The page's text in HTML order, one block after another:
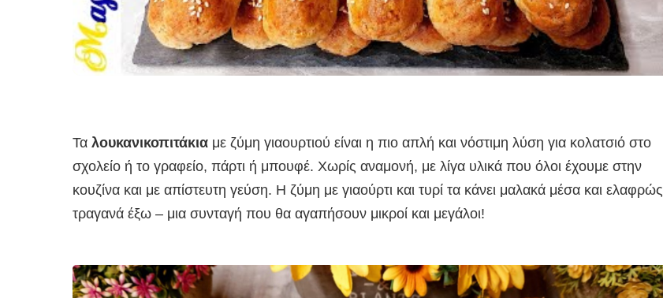
Τα λουκανικοπιτάκια με ζύμη γιαουρτιού είναι η πιο απλή και νόστιμη λύση για κολατσιό στο
σχολείο ή το γραφείο, πάρτι ή μπουφέ. Χωρίς αναμονή, με λίγα υλικά που όλοι έχουμε στην
κουζίνα και με απίστευτη γεύση. Η ζύμη με γιαούρτι και τυρί τα κάνει μαλακά μέσα και ελαφρώς
τραγανά έξω – μια συνταγή που θα αγαπήσουν μικροί και μεγάλοι!